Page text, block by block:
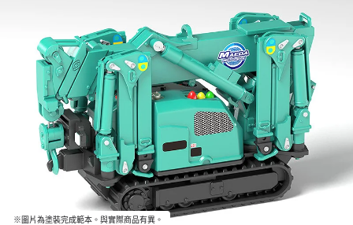
※圖片為塗裝完成範本。與實際商品有異。